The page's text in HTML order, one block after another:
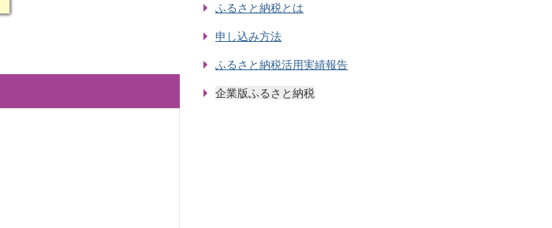
ふるさと納税とは
申し込み方法
ふるさと納税活用実績報告
企業版ふるさと納税